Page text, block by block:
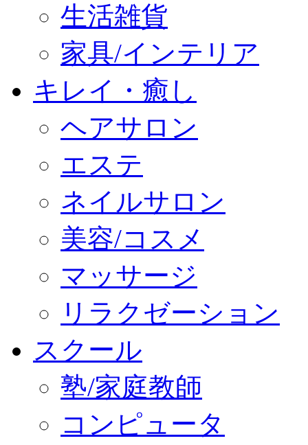
生活雑貨
家具/インテリア
キレイ・癒し
ヘアサロン
エステ
ネイルサロン
美容/コスメ
マッサージ
リラクゼーション
スクール
塾/家庭教師
コンピュータ